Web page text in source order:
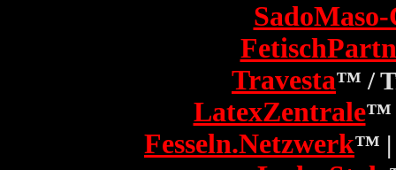
Travesta™ /
LatexZentrale™
Fesseln.Netzwerk™ |